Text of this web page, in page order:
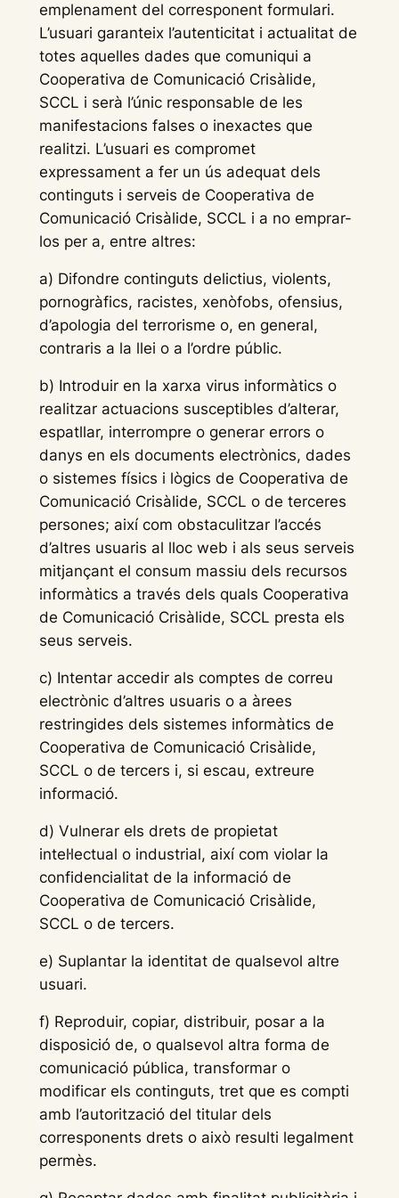
emplenament del corresponent formulari.
L’usuari garanteix l’autenticitat i actualitat de
totes aquelles dades que comuniqui a
Cooperativa de Comunicació Crisàlide,
SCCL i serà l’únic responsable de les
manifestacions falses o inexactes que
realitzi. L’usuari es compromet
expressament a fer un ús adequat dels
continguts i serveis de Cooperativa de
Comunicació Crisàlide, SCCL i a no emprar-
los per a, entre altres:
a) Difondre continguts delictius, violents,
pornogràfics, racistes, xenòfobs, ofensius,
d’apologia del terrorisme o, en general,
contraris a la llei o a l’ordre públic.
b) Introduir en la xarxa virus informàtics o
realitzar actuacions susceptibles d’alterar,
espatllar, interrompre o generar errors o
danys en els documents electrònics, dades
o sistemes físics i lògics de Cooperativa de
Comunicació Crisàlide, SCCL o de terceres
persones; així com obstaculitzar l’accés
d’altres usuaris al lloc web i als seus serveis
mitjançant el consum massiu dels recursos
informàtics a través dels quals Cooperativa
de Comunicació Crisàlide, SCCL presta els
seus serveis.
c) Intentar accedir als comptes de correu
electrònic d’altres usuaris o a àrees
restringides dels sistemes informàtics de
Cooperativa de Comunicació Crisàlide,
SCCL o de tercers i, si escau, extreure
informació.
d) Vulnerar els drets de propietat
intel·lectual o industrial, així com violar la
confidencialitat de la informació de
Cooperativa de Comunicació Crisàlide,
SCCL o de tercers.
e) Suplantar la identitat de qualsevol altre
usuari.
f) Reproduir, copiar, distribuir, posar a la
disposició de, o qualsevol altra forma de
comunicació pública, transformar o
modificar els continguts, tret que es compti
amb l’autorització del titular dels
corresponents drets o això resulti legalment
permès.